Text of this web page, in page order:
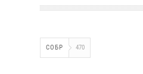
СОБР 470